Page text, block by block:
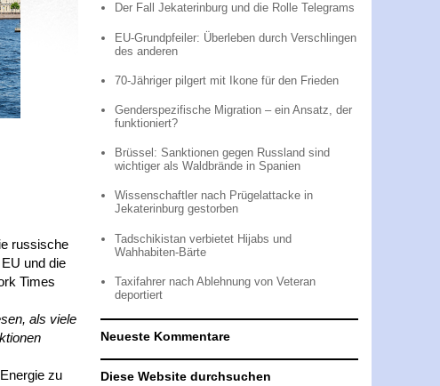
russische
und die
Times
als viele
zu
Der Fall Jekaterinburg und die Rolle Telegrams
EU-Grundpfeiler: Überleben durch Verschlingen
des anderen
70-Jähriger pilgert mit Ikone für den Frieden
Genderspezifische Migration – ein Ansatz, der
funktioniert?
Brüssel: Sanktionen gegen Russland sind
wichtiger als Waldbrände in Spanien
Wissenschaftler nach Prügelattacke in
Jekaterinburg gestorben
Tadschikistan verbietet Hijabs und
Wahhabiten-Bärte
Taxifahrer nach Ablehnung von Veteran
deportiert
Neueste Kommentare
Diese Website durchsuchen